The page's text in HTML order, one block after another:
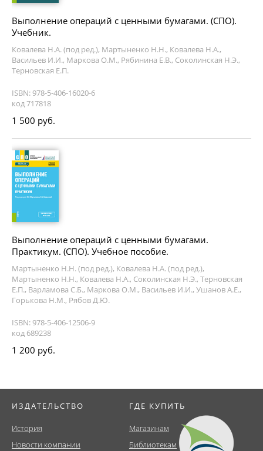
Выполнение операций с ценными бумагами. (СПО).
Учебник.
Ковалева Н.А. (под ред.), Мартыненко Н.Н., Ковалева Н.А.,
Васильев И.И., Маркова О.М., Рябинина Е.В., Соколинская Н.Э.,
Терновская Е.П.
ISBN: 978-5-406-16020-6
код 717818
1 500 руб.
Выполнение операций с ценными бумагами.
Практикум. (СПО). Учебное пособие.
Мартыненко Н.Н. (под ред.), Ковалева Н.А. (под ред.),
Мартыненко Н.Н., Ковалева Н.А., Соколинская Н.Э., Терновская
Е.П., Варламова С.Б., Маркова О.М., Васильев И.И., Ушанов А.Е.,
Горькова Н.М., Рябов Д.Ю.
ISBN: 978-5-406-12506-9
код 689238
1 200 руб.
ИЗДАТЕЛЬСТВО
История
Новости компании
ГДЕ КУПИТЬ
Магазинам
Библиотекам